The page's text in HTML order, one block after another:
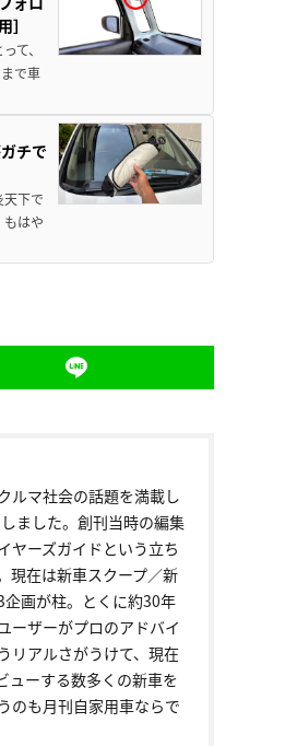
て、
で車
チで
下で
はや
ルマ社会の話題を満載し
ました。創刊当時の編集
ヤーズガイドという立ち
現在は新車スクープ／新
画が柱。とくに約30年
ーザーがプロのアドバイ
リアルさがうけて、現在
ューする数多くの新車を
のも月刊自家用車ならで